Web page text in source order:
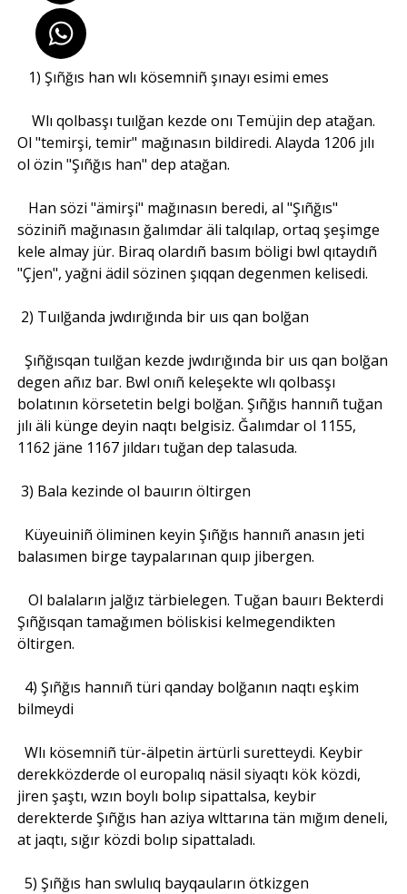
1) Şıñğıs han wlı kösemniñ şınayı esimi emes
Wlı qolbasşı tuılğan kezde onı Temüjin dep atağan.
Ol "temirşi, temir" mağınasın bildiredi. Alayda 1206 jılı
ol özin "Şıñğıs han" dep atağan.
Han sözi "ämirşi" mağınasın beredi, al "Şıñğıs"
söziniñ mağınasın ğalımdar äli talqılap, ortaq şeşimge
kele almay jür. Biraq olardıñ basım böligi bwl qıtaydıñ
"Çjen", yağni ädil sözinen şıqqan degenmen kelisedi.
2) Tuılğanda jwdırığında bir uıs qan bolğan
Şıñğısqan tuılğan kezde jwdırığında bir uıs qan bolğan
degen añız bar. Bwl onıñ keleşekte wlı qolbasşı
bolatının körsetetin belgi bolğan. Şıñğıs hannıñ tuğan
jılı äli künge deyin naqtı belgisiz. Ğalımdar ol 1155,
1162 jäne 1167 jıldarı tuğan dep talasuda.
3) Bala kezinde ol bauırın öltirgen
Küyeuiniñ öliminen keyin Şıñğıs hannıñ anasın jeti
balasımen birge taypalarınan quıp jibergen.
Ol balaların jalğız tärbielegen. Tuğan bauırı Bekterdi
Şıñğısqan tamağımen böliskisi kelmegendikten
öltirgen.
4) Şıñğıs hannıñ türi qanday bolğanın naqtı eşkim
bilmeydi
Wlı kösemniñ tür-älpetin ärtürli suretteydi. Keybir
derekközderde ol europalıq näsil siyaqtı kök közdi,
jiren şaştı, wzın boylı bolıp sipattalsa, keybir
derekterde Şıñğıs han aziya wlttarına tän mığım deneli,
at jaqtı, sığır közdi bolıp sipattaladı.
5) Şıñğıs han swlulıq bayqauların ötkizgen